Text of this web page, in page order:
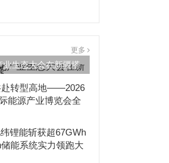
更多
生态大会在新疆塔
赴转型高地——2026
能源产业博览会全
锂能斩获超67GWh
能系统实力领跑大